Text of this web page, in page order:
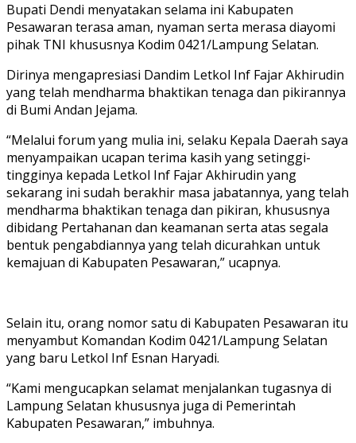
Bupati Dendi menyatakan selama ini Kabupaten
Pesawaran terasa aman, nyaman serta merasa diayomi
pihak TNI khususnya Kodim 0421/Lampung Selatan.
Dirinya mengapresiasi Dandim Letkol Inf Fajar Akhirudin
yang telah mendharma bhaktikan tenaga dan pikirannya
di Bumi Andan Jejama.
“Melalui forum yang mulia ini, selaku Kepala Daerah saya
menyampaikan ucapan terima kasih yang setinggi-
tingginya kepada Letkol Inf Fajar Akhirudin yang
sekarang ini sudah berakhir masa jabatannya, yang telah
mendharma bhaktikan tenaga dan pikiran, khususnya
dibidang Pertahanan dan keamanan serta atas segala
bentuk pengabdiannya yang telah dicurahkan untuk
kemajuan di Kabupaten Pesawaran,” ucapnya.
Selain itu, orang nomor satu di Kabupaten Pesawaran itu
menyambut Komandan Kodim 0421/Lampung Selatan
yang baru Letkol Inf Esnan Haryadi.
“Kami mengucapkan selamat menjalankan tugasnya di
Lampung Selatan khususnya juga di Pemerintah
Kabupaten Pesawaran,” imbuhnya.